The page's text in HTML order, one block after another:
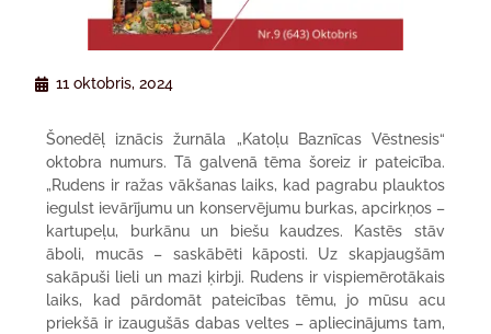
11 oktobris, 2024
Šonedēļ iznācis žurnāla „Katoļu Baznīcas Vēstnesis“
oktobra numurs. Tā galvenā tēma šoreiz ir pateicība.
„Rudens ir ražas vākšanas laiks, kad pagrabu plauktos
iegulst ievārījumu un konservējumu burkas, apcirkņos –
kartupeļu, burkānu un biešu kaudzes. Kastēs stāv
āboli, mucās – saskābēti kāposti. Uz skapjaugšām
sakāpuši lieli un mazi ķirbji. Rudens ir vispiemērotākais
laiks, kad pārdomāt pateicības tēmu, jo mūsu acu
priekšā ir izaugušās dabas veltes – apliecinājums tam,